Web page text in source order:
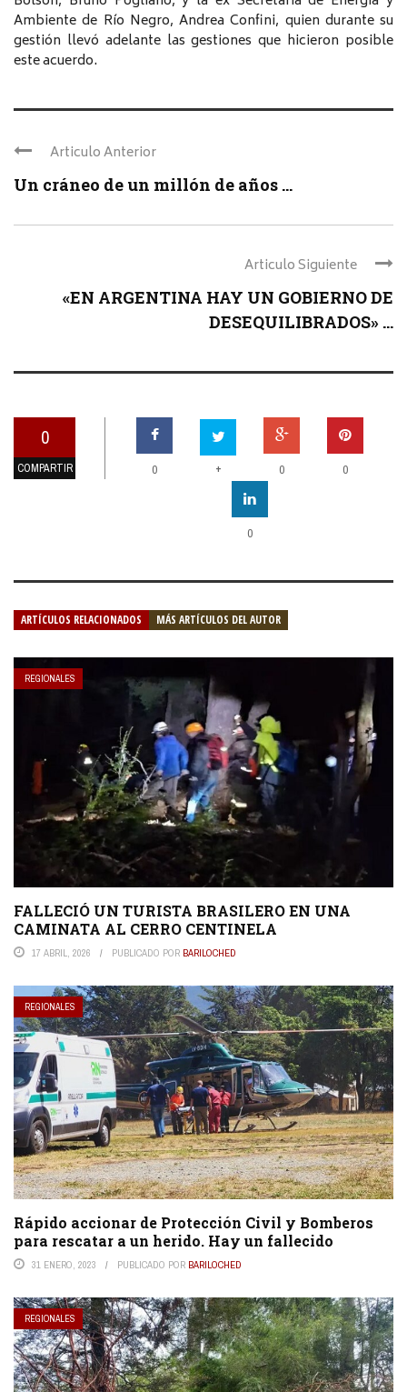
Ambiente de Río Negro, Andrea Confini, quien durante su
gestión llevó adelante las gestiones que hicieron posible
este acuerdo.
Articulo Anterior
Un cráneo de un millón de años ...
Articulo Siguiente
«EN ARGENTINA HAY UN GOBIERNO DE
DESEQUILIBRADOS» ...
0
COMPARTIR 0 + 0 0
0
ARTÍCULOS RELACIONADOS MÁS ARTÍCULOS DEL AUTOR
REGIONALES
FALLECIÓ UN TURISTA BRASILERO EN UNA
CAMINATA AL CERRO CENTINELA
17 ABRIL, 2026 PUBLICADO POR BARILOCHED
REGIONALES
Rápido accionar de Protección Civil y Bomberos
para rescatar a un herido. Hay un fallecido
31 ENERO, 2023 PUBLICADO POR BARILOCHED
REGIONALES